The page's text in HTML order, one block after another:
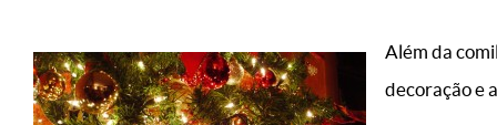
Além da
decoração e